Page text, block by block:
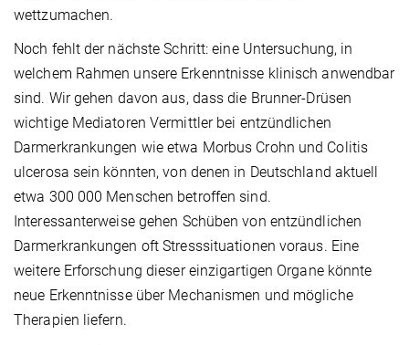
wettzumachen.
Noch fehlt der nächste Schritt: eine Untersuchung, in
welchem Rahmen unsere Erkenntnisse klinisch anwendbar
sind. Wir gehen davon aus, dass die Brunner-Drüsen
wichtige Mediatoren Vermittler bei entzündlichen
Darmerkrankungen wie etwa Morbus Crohn und Colitis
ulcerosa sein könnten, von denen in Deutschland aktuell
etwa 300 000 Menschen betroffen sind.
Interessanterweise gehen Schüben von entzündlichen
Darmerkrankungen oft Stresssituationen voraus. Eine
weitere Erforschung dieser einzigartigen Organe könnte
neue Erkenntnisse über Mechanismen und mögliche
Therapien liefern.